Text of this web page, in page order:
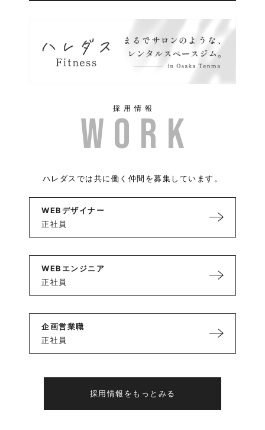
採用情報
ハレダスでは共に働く仲間を募集しています。
WEBデザイナー
正社員
WEBエンジニア
正社員
企画営業職
正社員
採用情報をもっとみる